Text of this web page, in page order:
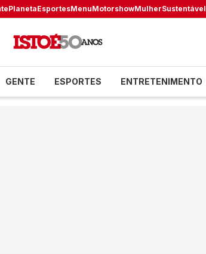
PlanetaEsportesMenuMotorshowMulherSustentável
GENTE ESPORTES ENTRETENIMENTO